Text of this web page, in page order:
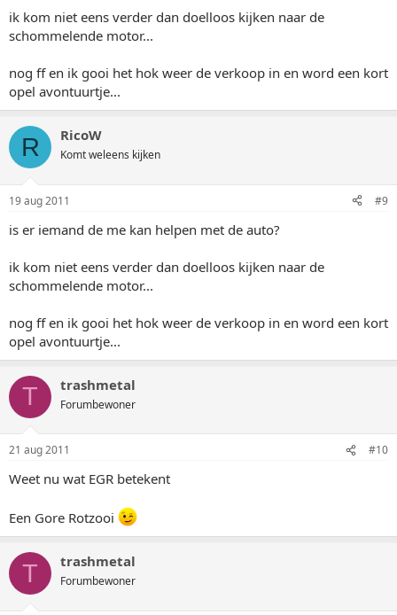
ik kom niet eens verder dan doelloos kijken naar de
schommelende motor...
nog ff en ik gooi het hok weer de verkoop in en word een kort
opel avontuurtje...
R RicoW
Komt weleens kijken
19 aug 2011 #9
is er iemand de me kan helpen met de auto?
ik kom niet eens verder dan doelloos kijken naar de
schommelende motor...
nog ff en ik gooi het hok weer de verkoop in en word een kort
opel avontuurtje...
T trashmetal
Forumbewoner
21 aug 2011 #10
Weet nu wat EGR betekent
Een Gore Rotzooi
T trashmetal
Forumbewoner